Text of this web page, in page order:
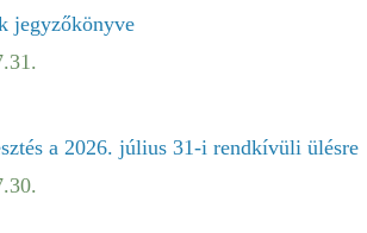
jegyzőkönyve
a 2026. július 31-i rendkívüli ülésre